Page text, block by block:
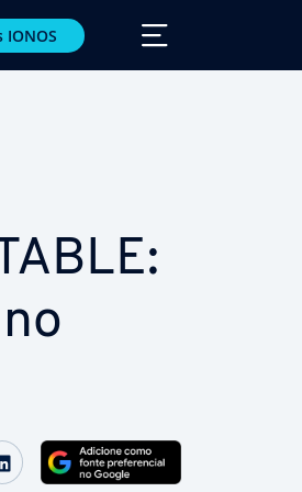
no Facebook
no Twitter
Com­par­ti­lhar no LinkedIn